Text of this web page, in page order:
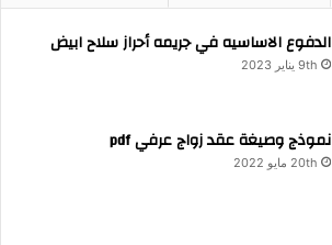
الدفوع الاساسيه في جريمه أحراز سلاح ابيض
9th يناير 2023
نموذج وصيغة عقد زواج عرفي pdf
20th مايو 2022